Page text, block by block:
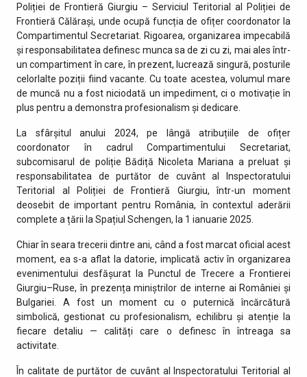
Poliției de Frontieră Giurgiu – Serviciul Teritorial al Poliției de
Frontieră Călărași, unde ocupă funcția de ofițer coordonator la
Compartimentul Secretariat. Rigoarea, organizarea impecabilă
și responsabilitatea definesc munca sa de zi cu zi, mai ales într-
un compartiment în care, în prezent, lucrează singură, posturile
celorlalte poziții fiind vacante. Cu toate acestea, volumul mare
de muncă nu a fost niciodată un impediment, ci o motivație în
plus pentru a demonstra profesionalism și dedicare.
La sfârșitul anului 2024, pe lângă atribuțiile de ofițer
coordonator în cadrul Compartimentului Secretariat,
subcomisarul de poliție Bădiță Nicoleta Mariana a preluat și
responsabilitatea de purtător de cuvânt al Inspectoratului
Teritorial al Poliției de Frontieră Giurgiu, într-un moment
deosebit de important pentru România, în contextul aderării
complete a țării la Spațiul Schengen, la 1 ianuarie 2025.
Chiar în seara trecerii dintre ani, când a fost marcat oficial acest
moment, ea s-a aflat la datorie, implicată activ în organizarea
evenimentului desfășurat la Punctul de Trecere a Frontierei
Giurgiu–Ruse, în prezența miniștrilor de interne ai României și
Bulgariei. A fost un moment cu o puternică încărcătură
simbolică, gestionat cu profesionalism, echilibru și atenție la
fiecare detaliu — calități care o definesc în întreaga sa
activitate.
În calitate de purtător de cuvânt al Inspectoratului Teritorial al